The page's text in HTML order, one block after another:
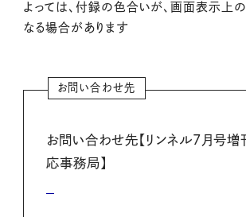
よっては、付録の色合いが、画面表示上
なる場合があります
お問い合わせ先
お問い合わせ先【リンネル7月号
応事務局】